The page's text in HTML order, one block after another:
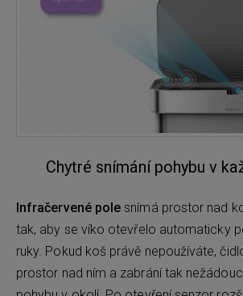
Chytré snímání pohybu v
Infračervené pole snímá prostor nad
tak, aby se víko otevřelo automaticky
ruky. Pokud koš právě nepoužíváte,
prostor nad ním a zabrání tak